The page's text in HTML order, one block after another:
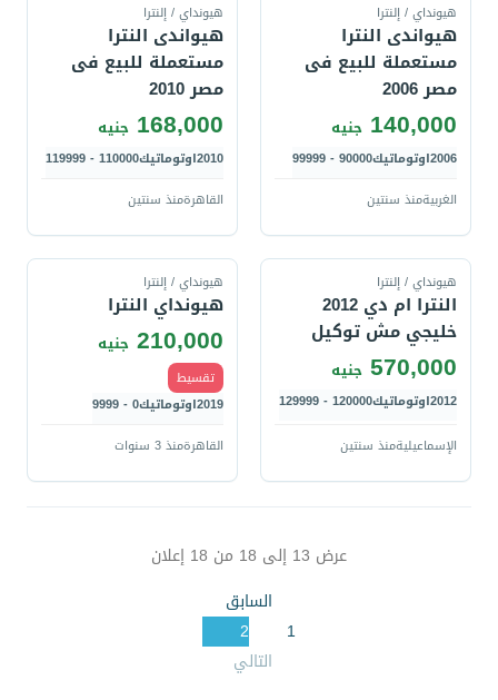
هيونداي / إلنترا
هيواندى النترا
مستعملة للبيع فى
مصر 2006
140,000 جنيه
2006اوتوماتيك90000 - 99999
الغربيةمنذ سنتين
هيونداي / إلنترا
هيواندى النترا
مستعملة للبيع فى
مصر 2010
168,000 جنيه
2010اوتوماتيك110000 - 119999
القاهرةمنذ سنتين
هيونداي / إلنترا
النترا ام دي 2012
خليجي مش توكيل
570,000 جنيه
2012اوتوماتيك120000 - 129999
الإسماعيليةمنذ سنتين
هيونداي / إلنترا
هيونداي النترا
210,000 جنيه
تقسيط
2019اوتوماتيك0 - 9999
القاهرةمنذ 3 سنوات
عرض 13 إلى 18 من 18 إعلان
السابق
1
2
التالي